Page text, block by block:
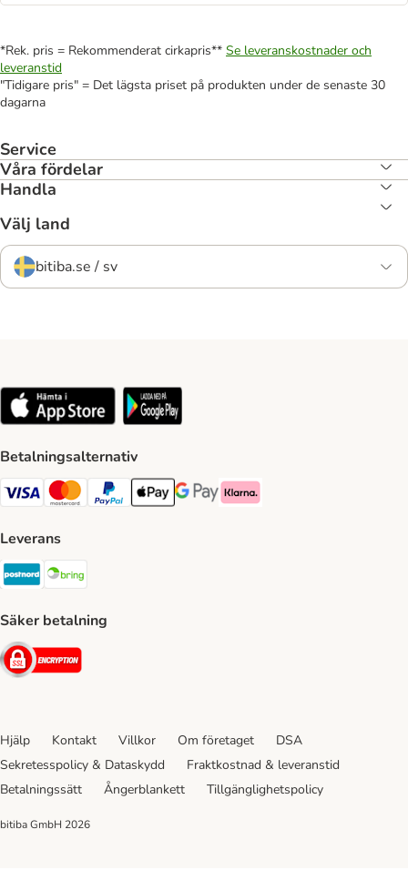
*Rek. pris = Rekommenderat cirkapris** Se leveranskostnader och
leveranstid
"Tidigare pris" = Det lägsta priset på produkten under de senaste 30
dagarna
Service
Våra fördelar
Handla
Välj land
bitiba.se / sv
Betalningsalternativ
VISA Payment Method
Mastercard Payment Method
Paypal Payment Method
Apple Pay Payment Method
Google Pay Payment Method
Klarna Payment Method
Leverans
Postnord Shipping Method
Säker betalning
Security
Hjälp Kontakt Villkor Om företaget
DSA
Sekretesspolicy & Dataskydd
Fraktkostnad & leveranstid
Betalningssätt
Ångerblankett Tillgänglighetspolicy
bitiba GmbH 2026